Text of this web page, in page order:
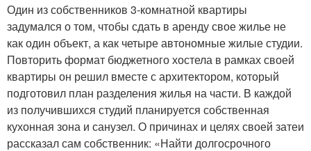
Один из собственников 3-комнатной квартиры
задумался о том, чтобы сдать в аренду свое жилье не
как один объект, а как четыре автономные жилые студии.
Повторить формат бюджетного хостела в рамках своей
квартиры он решил вместе с архитектором, который
подготовил план разделения жилья на части. В каждой
из получившихся студий планируется собственная
кухонная зона и санузел. О причинах и целях своей затеи
рассказал сам собственник: «Найти долгосрочного